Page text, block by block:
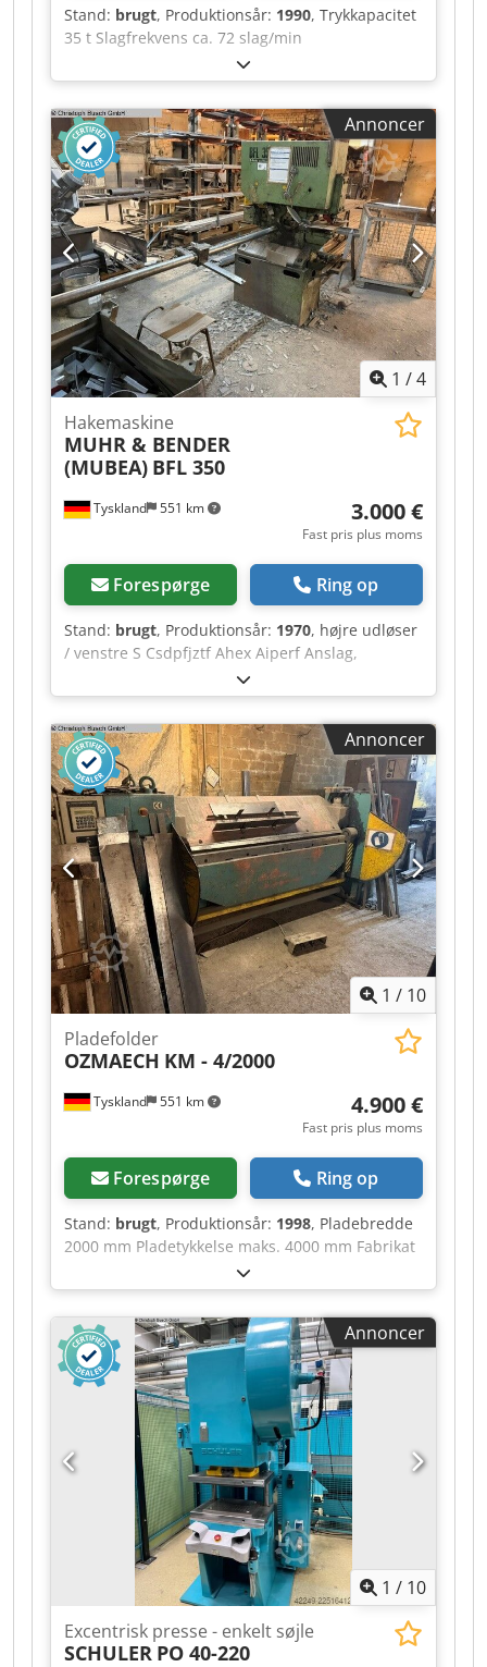
Stand: brugt, Produktionsår: 1990, Trykkapacitet
35 t Slagfrekvens ca. 72 slag/min
Monteringshøjde 195 mm Samlet effektbehov 1,5
kW Crjdpfsztf Anex Aipef Maskinvægt ca. 330-400
kg
Annoncer
1 /4
Tyskland 551 km
Hakemaskine
MUHR & BENDER
(MUBEA) BFL 350
3.000 €
Fast pris plus moms
Forespørge Ring op
Stand: brugt, Produktionsår: 1970, højre udløser
/ venstre S Csdpfjztf Ahex Aiperf Anslag,
elektronisk: ja / nej Fodpedal, mekanisk
Maskinvægt: ca. 1,3 t Typiske funktioner: Stanse
huller Skære fladstål Skære rundstål og
firkantstål Skære vinkelstål Udløse De vigtigste
tekniske data: Stansekraft: ca. 35 ton (350 kN)
Fladstål: op til ca. 150 × 13 mm Rundstål: op til
30 mm Firkantstål: op til 28 mm Hullering: f.eks.
op til Ø 28 mm i 10 mm stål (afhængigt af
værktøj og materialets styrke) BFL 350 anses for
at være en meget robust maskine. Mange
eksemplarer fra begyndelsen af 1980'erne er
stadig i brug, forudsat at hydraulikken og
føringerne er blevet vedligeholdt regelmæssigt.
Reservedele og stempler/matricer er til dels
stadig tilgængelige eller kan fremstilles igen.
Annoncer
1 / 10
Tyskland 551 km
Pladefolder
OZMAECH KM - 4/2000
4.900 €
Fast pris plus moms
Forespørge Ring op
Stand: brugt, Produktionsår: 1998, Pladebredde
2000 mm Pladetykkelse maks. 4000 mm Fabrikat
2974 Bagstop ja Fodpedal ja Cjdpfx Aisztf
Abeperf Kan justeres i grader Maskinvægt ca.
3,93 t
Annoncer
1 / 10
Excentrisk presse - enkelt søjle
SCHULER PO 40-220